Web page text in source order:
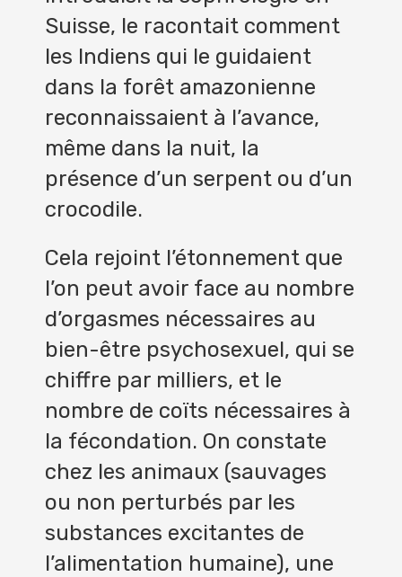
Suisse, le racontait comment
les Indiens qui le guidaient
dans la forêt amazonienne
reconnaissaient à l’avance,
même dans la nuit, la
présence d’un serpent ou d’un
crocodile.
Cela rejoint l’étonnement que
l’on peut avoir face au nombre
d’orgasmes nécessaires au
bien-être psychosexuel, qui se
chiffre par milliers, et le
nombre de coïts nécessaires à
la fécondation. On constate
chez les animaux (sauvages
ou non perturbés par les
substances excitantes de
l’alimentation humaine), une